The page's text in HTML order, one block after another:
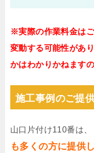
※実際の作業料金は
変動する可能性があ
かはわかりかねます
施工事例のご提
山口片付け110番は、
も多くの方に提供